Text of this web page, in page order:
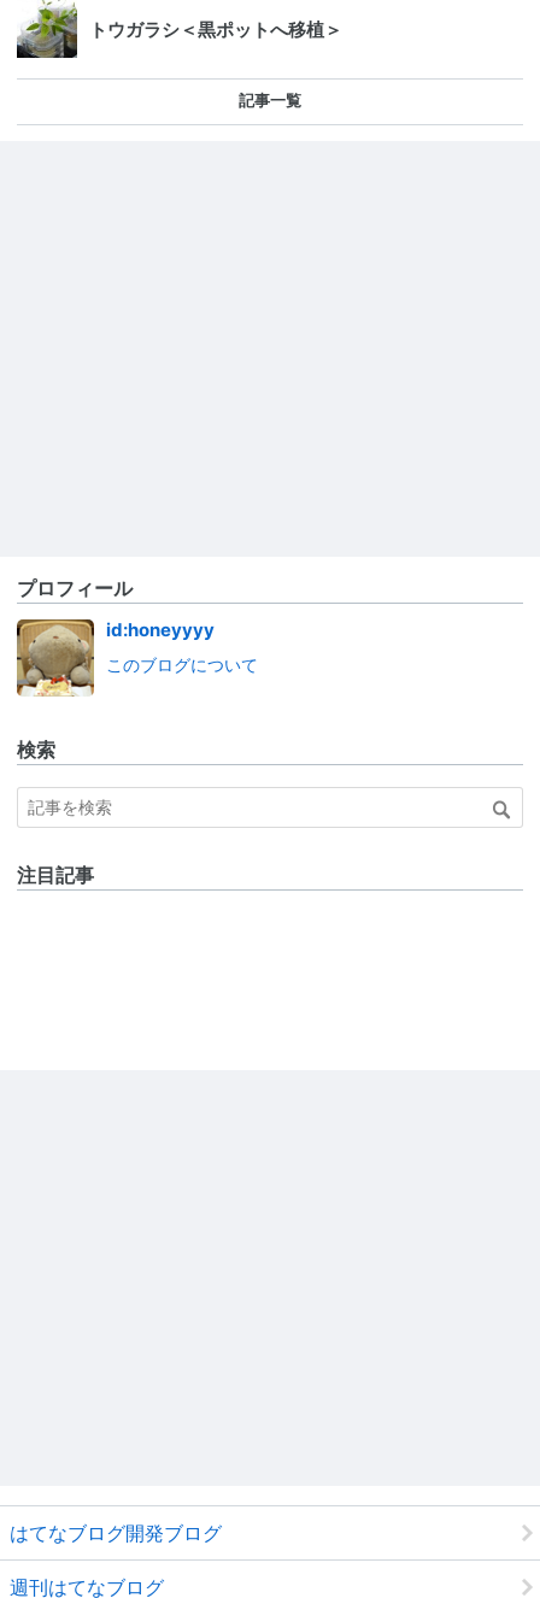
トウガラシ＜黒ポットへ移植＞
記事一覧
プロフィール
id:honeyyyy
このブログについて
検索
注目記事
はてなブログ開発ブログ
週刊はてなブログ